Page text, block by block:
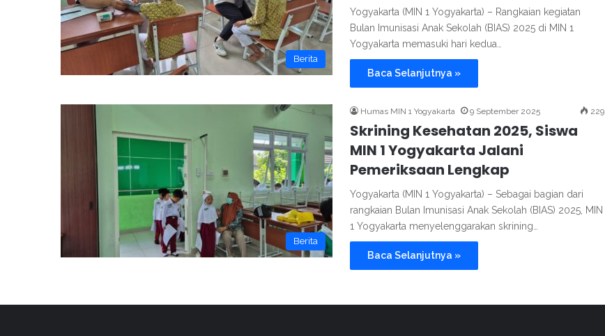
Berita
Yogyakarta (MIN 1 Yogyakarta) – Rangkaian kegiatan
Bulan Imunisasi Anak Sekolah (BIAS) 2025 di MIN 1
Yogyakarta memasuki hari kedua…
Baca Selanjutnya »
Berita
Humas MIN 1 Yogyakarta 9 September 2025 229
Skrining Kesehatan 2025, Siswa
MIN 1 Yogyakarta Jalani
Pemeriksaan Lengkap
Yogyakarta (MIN 1 Yogyakarta) – Sebagai bagian dari
rangkaian Bulan Imunisasi Anak Sekolah (BIAS) 2025, MIN
1 Yogyakarta menyelenggarakan skrining…
Baca Selanjutnya »